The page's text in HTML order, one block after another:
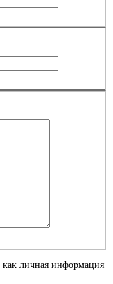
личная информация